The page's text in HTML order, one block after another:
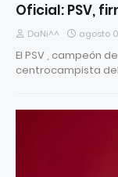
Oficial: PSV,
DaNi^^ agosto
El PSV , campeón
centrocampista del